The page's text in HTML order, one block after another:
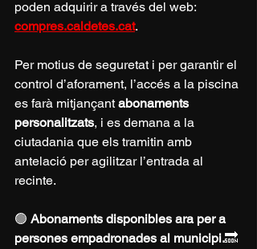
poden adquirir a través del web:
compres.caldetes.cat.
Per motius de seguretat i per garantir el
control d’aforament, l’accés a la piscina
es farà mitjançant abonaments
personalitzats, i es demana a la
ciutadania que els tramitin amb
antelació per agilitzar l’entrada al
recinte.
🟢 Abonaments disponibles ara per a
persones empadronades al municipi.🔜